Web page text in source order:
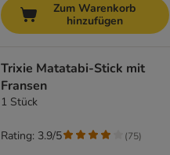
Zum Warenkorb
hinzufügen
Trixie Matatabi-Stick mit
Fransen
1 Stück
Rating: 3.9/5 (75)